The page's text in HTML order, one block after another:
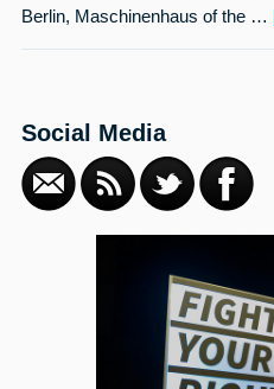
Berlin, Maschinenhaus of the …
Social Media